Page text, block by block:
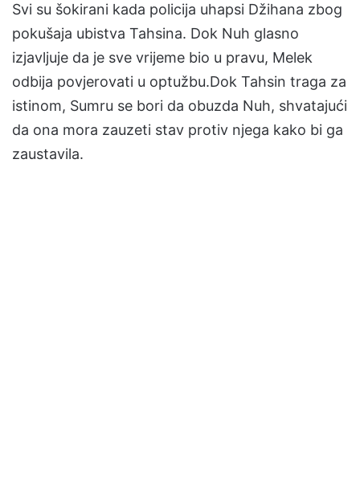
Svi su šokirani kada policija uhapsi Džihana zbog
pokušaja ubistva Tahsina. Dok Nuh glasno
izjavljuje da je sve vrijeme bio u pravu, Melek
odbija povjerovati u optužbu.Dok Tahsin traga za
istinom, Sumru se bori da obuzda Nuh, shvatajući
da ona mora zauzeti stav protiv njega kako bi ga
zaustavila.